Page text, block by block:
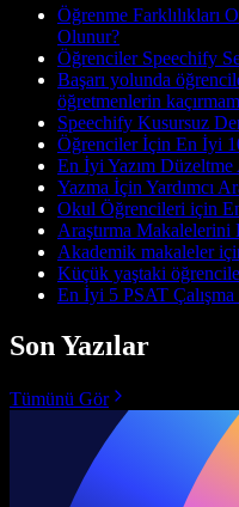
Öğrenme Farklılıkları
Olunur?
Öğrenciler Speechify
Başarı yolunda
öğretmenlerin
Speechify Kusursuz
Öğrenciler İçin En İyi
En İyi Yazım Düzeltme
Yazma İçin Yardımcı
Okul Öğrencileri için
Araştırma
Akademik makaleler
Küçük yaştaki
En İyi 5 PSAT
Son Yazılar
Tümünü Gör